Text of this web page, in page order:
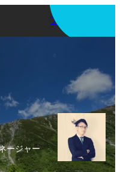
アプリを使う
ージャー